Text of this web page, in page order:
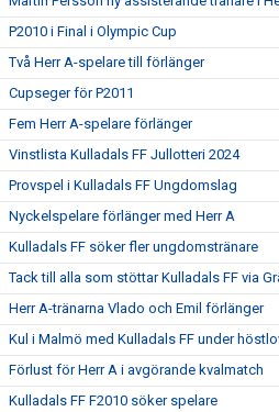
P2010 i Final i Olympic Cup
Två Herr A-spelare till förlänger
Cupseger för P2011
Fem Herr A-spelare förlänger
Vinstlista Kulladals FF Jullotteri 2024
Provspel i Kulladals FF Ungdomslag
Nyckelspelare förlänger med Herr A
Kulladals FF söker fler ungdomstränare
Tack till alla som stöttar Kulladals FF via
Herr A-tränarna Vlado och Emil förlänger
Kul i Malmö med Kulladals FF under
Förlust för Herr A i avgörande kvalmatch
Kulladals FF F2010 söker spelare